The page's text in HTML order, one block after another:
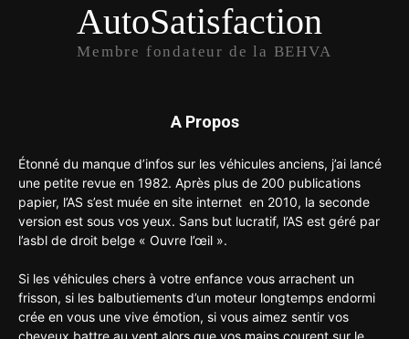
AutoSatisfaction
Membre fondateur de la BEHVA
A Propos
Étonné du manque d’infos sur les véhicules anciens, j’ai lancé
une petite revue en 1982. Après plus de 200 publications
papier, l’AS s’est muée en site internet en 2010, la seconde
version est sous vos yeux. Sans but lucratif, l’AS est géré par
l’asbl de droit belge « Ouvre l’œil ».
Si les véhicules chers à votre enfance vous arrachent un
frisson, si les balbutiements d’un moteur longtemps endormi
crée en vous une vive émotion, si vous aimez sentir vos